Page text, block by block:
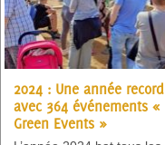
2024 : Une année record
avec 364 événements «
Green Events »